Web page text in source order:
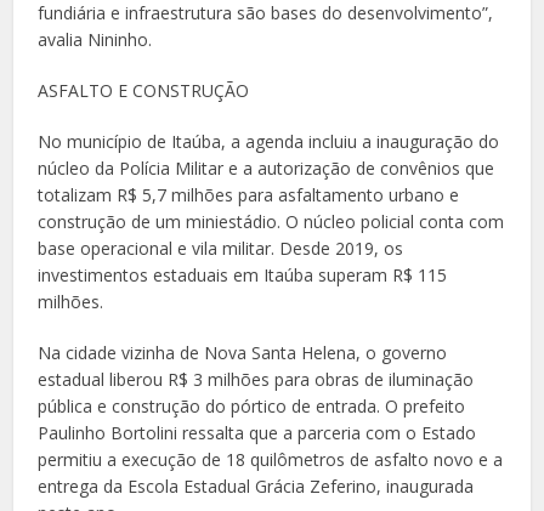
fundiária e infraestrutura são bases do desenvolvimento”,
avalia Nininho.
ASFALTO E CONSTRUÇÃO
No município de Itaúba, a agenda incluiu a inauguração do
núcleo da Polícia Militar e a autorização de convênios que
totalizam R$ 5,7 milhões para asfaltamento urbano e
construção de um miniestádio. O núcleo policial conta com
base operacional e vila militar. Desde 2019, os
investimentos estaduais em Itaúba superam R$ 115
milhões.
Na cidade vizinha de Nova Santa Helena, o governo
estadual liberou R$ 3 milhões para obras de iluminação
pública e construção do pórtico de entrada. O prefeito
Paulinho Bortolini ressalta que a parceria com o Estado
permitiu a execução de 18 quilômetros de asfalto novo e a
entrega da Escola Estadual Grácia Zeferino, inaugurada